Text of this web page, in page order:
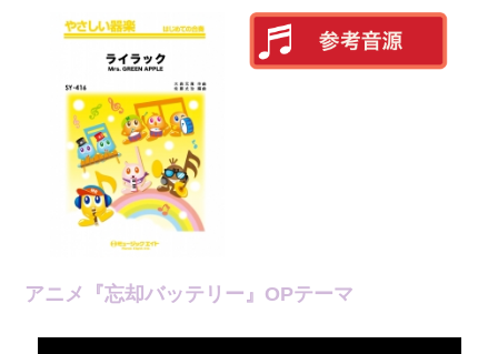
アニメ『忘却バッテリー』OPテーマ